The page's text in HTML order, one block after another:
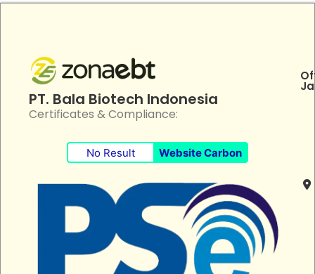
PT. Bala Biotech Indonesia
Certificates & Compliance:
No Result Website Carbon